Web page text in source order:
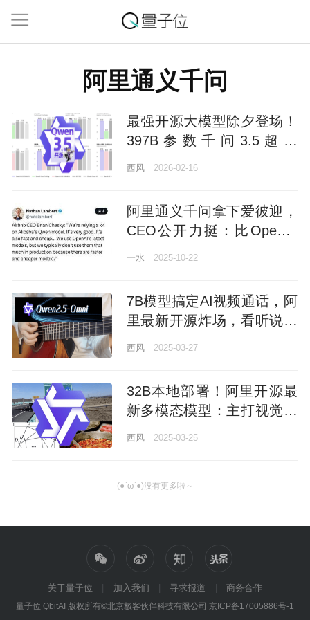
阿里通义千问
最强开源大模型除夕登场！
397B参数千问3.5超越
Gemini 3，百万Tokens低至
西风 2026-02-16
阿里通义千问拿下爱彼迎，
CEO公开力挺：比OpenAI
好、硅谷都在用
一水 2025-10-22
7B模型搞定AI视频通话，阿
里最新开源炸场，看听说写
全模态打通，开发者企业免
西风 2025-03-27
32B本地部署！阿里开源最
新多模态模型：主打视觉语
言，数学推理也很强
西风 2025-03-25
(●`ω`●)没有更多啦～
关于量子位 加入我们 寻求报道
商务合作
量子位 QbitAI 版权所有©北京极客伙伴科技有限公司 京ICP备17005886号-1